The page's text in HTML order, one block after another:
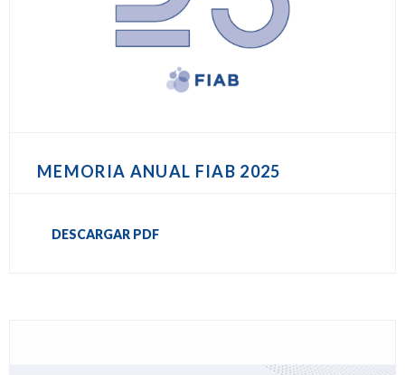
MEMORIA ANUAL FIAB 2025
DESCARGAR PDF